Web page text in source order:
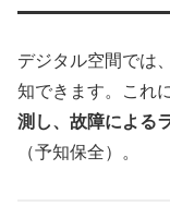
デジタル空間では
知できます。これ
測し、故障による
（予知保全）。